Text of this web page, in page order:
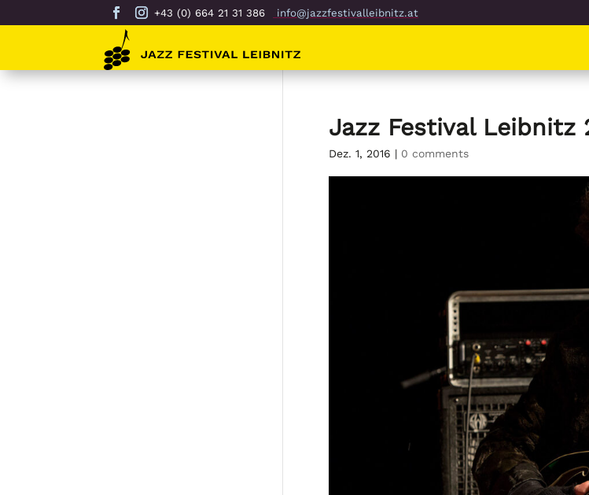
+43 (0) 664 21 31 386 info@jazzfestivalleibnitz.at
Jazz Festival Leibnitz
Dez. 1, 2016 | 0 comments